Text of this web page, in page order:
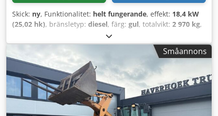
Skick: ny, Funktionalitet: helt fungerande, effekt: 18,4 kW
(25,02 hk), bränsletyp: diesel, färg: gul, totalvikt: 2 970 kg,
, däcksstorlek:
skick:100 procent, skopvolym:0,56 m³, grävskopsbredd:
1 450 mm
, Tillverkningsår: , Utrustning: UVV
säkerhetskontroll, differentialspärr, extra strålkastare,
fyrhjulsdrift, hydraulik, hytt, pallgafflar,
släpvagnskoppling, standardskopa
, Wacker Neuson WL25
hjullastare – Edition Advanced NY Wacker Neuson
hjullastare WL25 – Edition Advanced – NY | Perkins-motor
Småannons